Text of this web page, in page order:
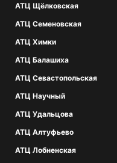
АТЦ Щёлковская
АТЦ Семеновская
АТЦ Химки
АТЦ Балашиха
АТЦ Севастопольская
АТЦ Научный
АТЦ Удальцова
АТЦ Алтуфьево
АТЦ Лобненская